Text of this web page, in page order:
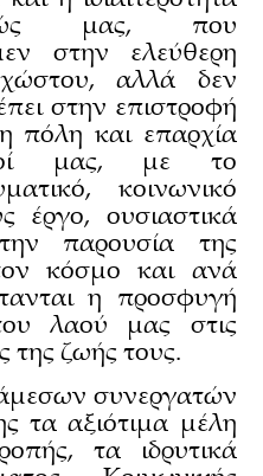
μας, που
στην ελεύθερη
αλλά δεν
στην επιστροφή
πόλη και επαρχία
μας, με το
κοινωνικό
έργο, ουσιαστικά
παρουσία της
κόσμο και ανά
η προσφυγή
λαού μας στις
της ζωής τους.
συνεργατών
τα αξιότιμα μέλη
τα ιδρυτικά